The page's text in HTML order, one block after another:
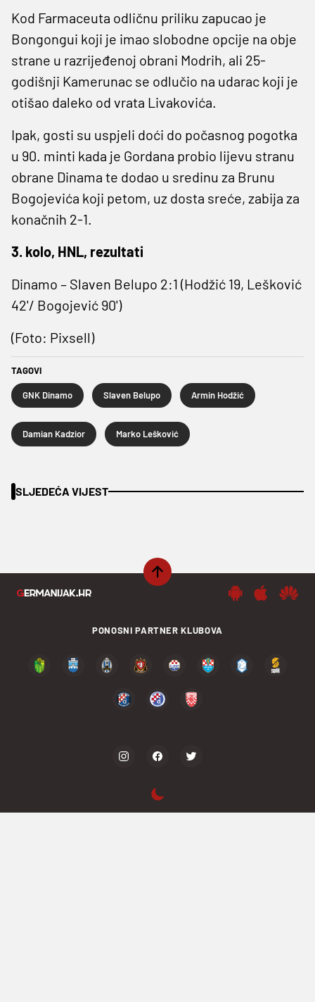
Kod Farmaceuta odličnu priliku zapucao je
Bongongui koji je imao slobodne opcije na obje
strane u razrijeđenoj obrani Modrih, ali 25-
godišnji Kamerunac se odlučio na udarac koji je
otišao daleko od vrata Livakovića.
Ipak, gosti su uspjeli doći do počasnog pogotka
u 90. minti kada je Gordana probio lijevu stranu
obrane Dinama te dodao u sredinu za Brunu
Bogojevića koji petom, uz dosta sreće, zabija za
konačnih 2-1.
3. kolo, HNL, rezultati
Dinamo – Slaven Belupo 2:1 (Hodžić 19, Lešković
42'/ Bogojević 90')
(Foto: Pixsell)
TAGOVI
GNK Dinamo Slaven Belupo Armin Hodžić
Damian Kadzior Marko Lešković
SLJEDEĆA VIJEST
PONOSNI PARTNER KLUBOVA